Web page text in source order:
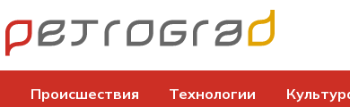
Происшествия Технологии